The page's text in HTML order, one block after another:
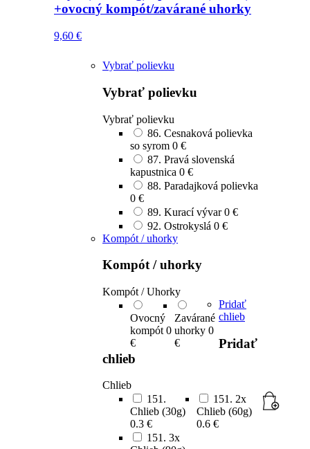
+ovocný kompót/zavárané uhorky
9,60 €
Vybrať polievku
Vybrať polievku
Vybrať polievku
86. Cesnaková polievka
so syrom 0 €
87. Pravá slovenská
kapustnica 0 €
88. Paradajková polievka
0 €
89. Kurací vývar 0 €
92. Ostrokyslá 0 €
Kompót / uhorky
Kompót / uhorky
Kompót / Uhorky
Ovocný
kompót 0
€
Zavárané
uhorky 0
€
Pridať
chlieb
Pridať
chlieb
Chlieb
151.
Chlieb (30g)
0.3 €
151. 2x
Chlieb (60g)
0.6 €
151. 3x